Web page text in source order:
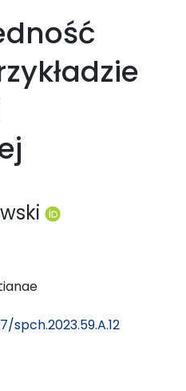
spch.2023.59.A.12